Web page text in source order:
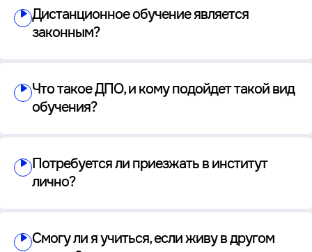
Дистанционное обучение является
законным?
Что такое ДПО, и кому подойдет такой вид
обучения?
Потребуется ли приезжать в институт
лично?
Смогу ли я учиться, если живу в другом